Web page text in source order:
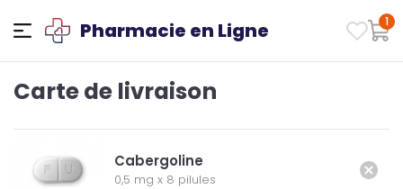
Pharmacie en Ligne 1
Carte de livraison
Cabergoline
0,5 mg x 8 pilules